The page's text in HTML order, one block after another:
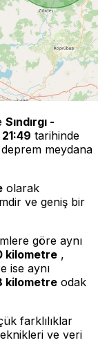
Sındırgı -
tarihinde
meydana
olarak
ve geniş bir
göre aynı
kilometre ,
ise aynı
kilometre odak
farklılıklar
ve veri